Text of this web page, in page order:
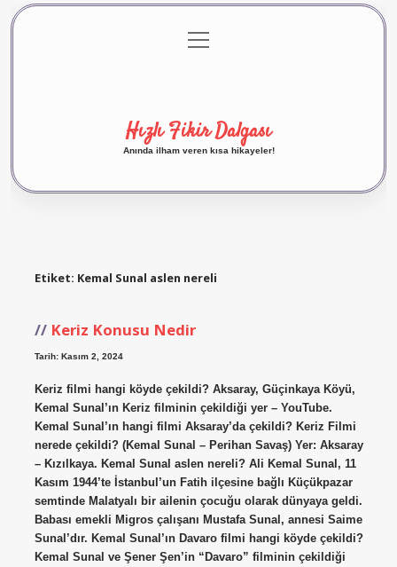
Gizlilik Politikası
menüyü
aç
Hızlı Fikir Dalgası
Anında ilham veren kısa hikayeler!
Etiket: Kemal Sunal aslen nereli
Keriz Konusu Nedir
Tarih: Kasım 2, 2024
Keriz filmi hangi köyde çekildi? Aksaray, Güçinkaya Köyü,
Kemal Sunal’ın Keriz filminin çekildiği yer – YouTube.
Kemal Sunal’ın hangi filmi Aksaray’da çekildi? Keriz Filmi
nerede çekildi? (Kemal Sunal – Perihan Savaş) Yer: Aksaray
– Kızılkaya. Kemal Sunal aslen nereli? Ali Kemal Sunal, 11
Kasım 1944’te İstanbul’un Fatih ilçesine bağlı Küçükpazar
semtinde Malatyalı bir ailenin çocuğu olarak dünyaya geldi.
Babası emekli Migros çalışanı Mustafa Sunal, annesi Saime
Sunal’dır. Kemal Sunal’ın Davaro filmi hangi köyde çekildi?
Kemal Sunal ve Şener Şen’in “Davaro” filminin çekildiği